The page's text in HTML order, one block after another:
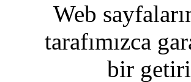
Web
tarafımızca
bir